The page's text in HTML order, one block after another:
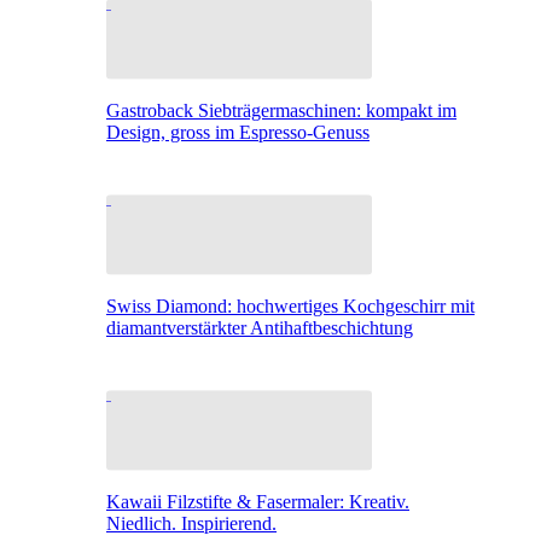
Gastroback Siebträgermaschinen: kompakt im
Design, gross im Espresso-Genuss
Swiss Diamond: hochwertiges Kochgeschirr mit
diamantverstärkter Antihaftbeschichtung
Kawaii Filzstifte & Fasermaler: Kreativ.
Niedlich. Inspirierend.